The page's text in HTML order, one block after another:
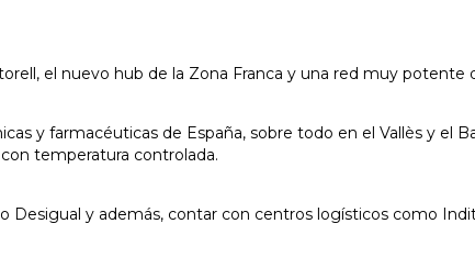
el nuevo hub de la Zona Franca y una red muy potente
y farmacéuticas de España, sobre todo en el Vallès y el
temperatura controlada.
y además, contar con centros logísticos como